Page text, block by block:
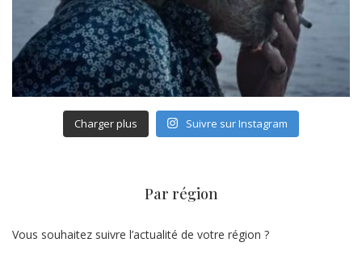
Charger plus Suivre sur Instagram
Par région
Vous souhaitez suivre l’actualité de votre région ?